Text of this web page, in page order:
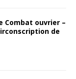
Combat ouvrier –
de